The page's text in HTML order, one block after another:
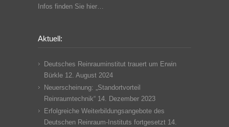
Infos finden Sie hier…
Aktuell:
Deutsches Reinrauminstitut trauert um Erwin
Bürkle 12. August 2024
Neuerscheinung: „Standortvorteil
Reinraumtechnik“ 14. Dezember 2023
Erfolgreiche Weiterbildungsangebote des
Deutschen Reinraum-Instituts fortgesetzt 14.